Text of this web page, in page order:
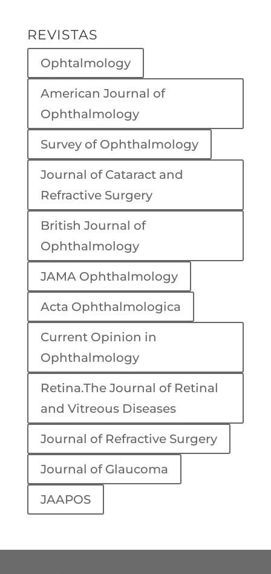
REVISTAS
Ophtalmology
American Journal of
Ophthalmology
Survey of Ophthalmology
Journal of Cataract and
Refractive Surgery
British Journal of
Ophthalmology
JAMA Ophthalmology
Acta Ophthalmologica
Current Opinion in
Ophthalmology
Retina.The Journal of Retinal
and Vitreous Diseases
Journal of Refractive Surgery
Journal of Glaucoma
JAAPOS